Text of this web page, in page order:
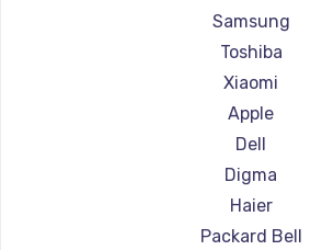
Ремонт ноутбуков
Ремонт ноутбуков
Ремонт ноутбуков
Ремонт ноутбуков
Ремонт ноутбуков
Ремонт ноутбуков
Ремонт ноутбуков
Ремонт ноутбуков
Samsung
Toshiba
Xiaomi
Apple
Dell
Digma
Haier
Packard Bell